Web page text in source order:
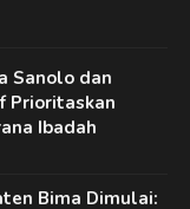
Sanolo dan
Prioritaskan
Ibadah
Bima Dimulai: